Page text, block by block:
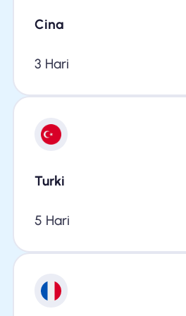
Cina
3 Hari
Turki
5 Hari